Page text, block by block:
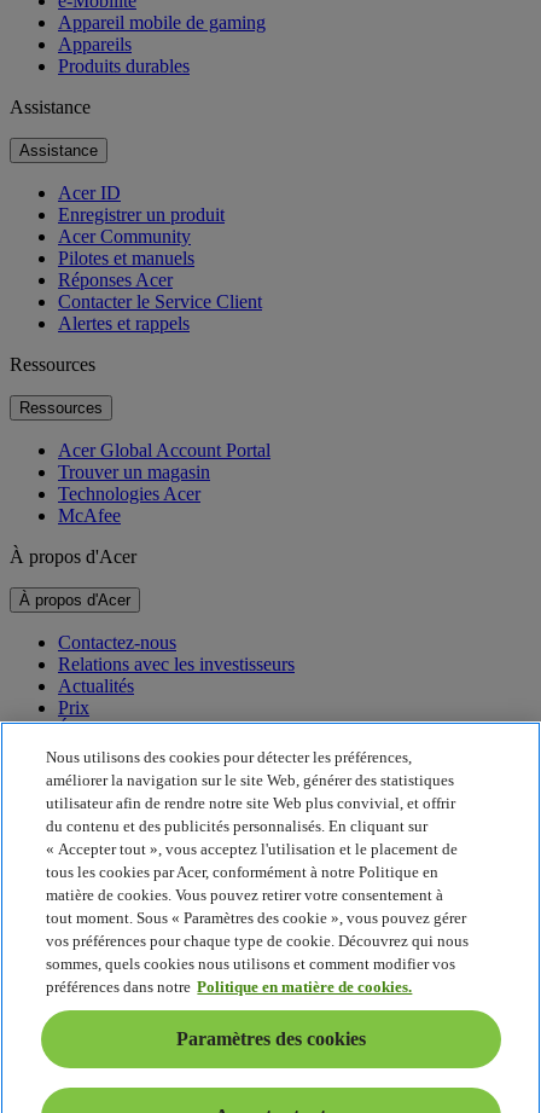
Appareil mobile de gaming
Appareils
Produits durables
Assistance
Assistance
Acer ID
Enregistrer un produit
Acer Community
Pilotes et manuels
Réponses Acer
Contacter le Service Client
Alertes et rappels
Ressources
Ressources
Acer Global Account Portal
Trouver un magasin
Technologies Acer
McAfee
À propos d'Acer
À propos d'Acer
Contactez-nous
Relations avec les investisseurs
Actualités
Prix
Événements
Développement durable
Développement durable
Responsabilité sociale de l'entreprise
Empreinte carbone du produit
Project Humanity
Earthion
Politique de confidentialité
Politique en matière de cookies
Mentions légales
Informations légales supplémentaires
Politique en matière d'accessibilité
Paramètres des cookies
France - Français
Nous utilisons des cookies pour détecter les préférences,
améliorer la navigation sur le site Web, générer des statistiques
utilisateur afin de rendre notre site Web plus convivial, et offrir
du contenu et des publicités personnalisés. En cliquant sur
« Accepter tout », vous acceptez l'utilisation et le placement de
tous les cookies par Acer, conformément à notre Politique en
matière de cookies. Vous pouvez retirer votre consentement à
tout moment. Sous « Paramètres des cookie », vous pouvez gérer
vos préférences pour chaque type de cookie. Découvrez qui nous
sommes, quels cookies nous utilisons et comment modifier vos
préférences dans notre Politique en matière de cookies.
Paramètres des cookies